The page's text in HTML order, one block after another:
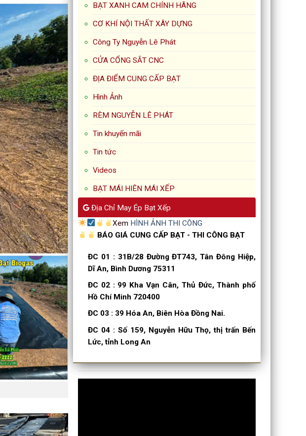
BẠT XANH CAM CHÍNH HÃNG
CƠ KHÍ NỘI THẤT XÂY DỰNG
Công Ty Nguyễn Lê Phát
CỬA CỔNG SẮT CNC
ĐỊA ĐIỂM CUNG CẤP BẠT
Hình Ảnh
RÈM NGUYỄN LÊ PHÁT
Tin khuyến mãi
Tin tức
Videos
BẠT MÁI HIÊN MÁI XẾP
Địa Chỉ May Ép Bạt Xếp
Xem HÌNH ẢNH THI CÔNG
BÁO GIÁ CUNG CẤP BẠT - THI CÔNG BẠT
ĐC 01 : 31B/28 Đường ĐT743, Tân Đông Hiệp,
Dĩ An, Bình Dương 75311
ĐC 02: 99 Kha Vạn Cân, Thủ Đức, Thành phố
Hồ Chí Minh 720400
ĐC 03 : 39 Hóa An, Biên Hòa Đồng Nai.
ĐC 04 : Số 159, Nguyễn Hữu Thọ, thị trấn Bến
Lức, tỉnh Long An